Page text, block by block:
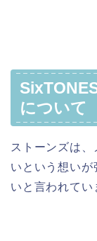
について
ストーンズは
いという想いが
いと言われてい